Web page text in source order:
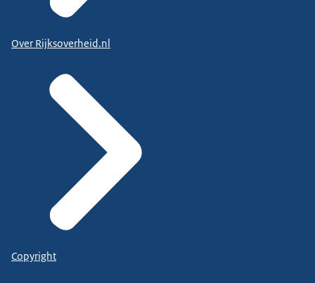
Over Rijksoverheid.nl
Copyright